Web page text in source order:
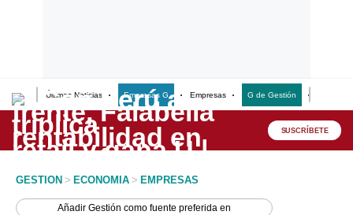
Últimas Noticias Empresas G Empresas G de Gestión
Lo último
Peru Quiosco SUSCRÍBETE
GESTION > ECONOMIA > EMPRESAS
AñadirGestión como fuente preferida en